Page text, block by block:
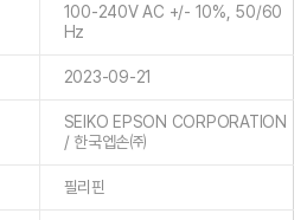
100-240V AC +/- 10%, 50/60
Hz
2023-09-21
SEIKO EPSON CORPORATION
/ 한국엡손㈜
필리핀